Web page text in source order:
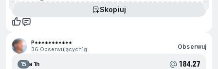
Skopiuj
P***********
36 Obserwujących1g Obserwuj
15Za 1h 184.27